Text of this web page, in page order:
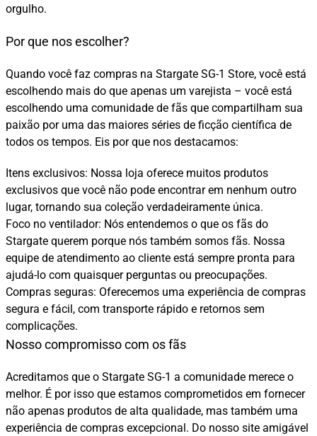
orgulho.
Por que nos escolher?
Quando você faz compras na Stargate SG-1 Store, você está
escolhendo mais do que apenas um varejista – você está
escolhendo uma comunidade de fãs que compartilham sua
paixão por uma das maiores séries de ficção científica de
todos os tempos. Eis por que nos destacamos:
Itens exclusivos: Nossa loja oferece muitos produtos
exclusivos que você não pode encontrar em nenhum outro
lugar, tornando sua coleção verdadeiramente única.
Foco no ventilador: Nós entendemos o que os fãs do
Stargate querem porque nós também somos fãs. Nossa
equipe de atendimento ao cliente está sempre pronta para
ajudá-lo com quaisquer perguntas ou preocupações.
Compras seguras: Oferecemos uma experiência de compras
segura e fácil, com transporte rápido e retornos sem
complicações.
Nosso compromisso com os fãs
Acreditamos que o Stargate SG-1 a comunidade merece o
melhor. É por isso que estamos comprometidos em fornecer
não apenas produtos de alta qualidade, mas também uma
experiência de compras excepcional. Do nosso site amigável